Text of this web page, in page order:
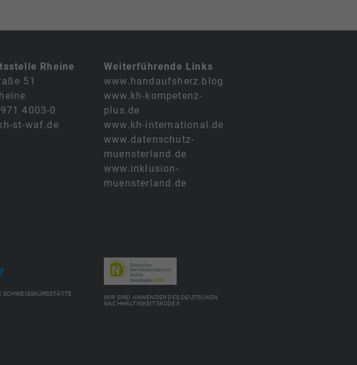
Rheine
51
4003-0
st-waf.de
Weiterführende Links
www.handaufsherz.blog
www.kh-kompetenz-
plus.de
www.kh-international.de
www.datenschutz-
muensterland.de
www.inklusion-
muensterland.de
WIR SIND ANWENDER DES DEUTSCHEN
NACHHALTIGKEITSKODEX